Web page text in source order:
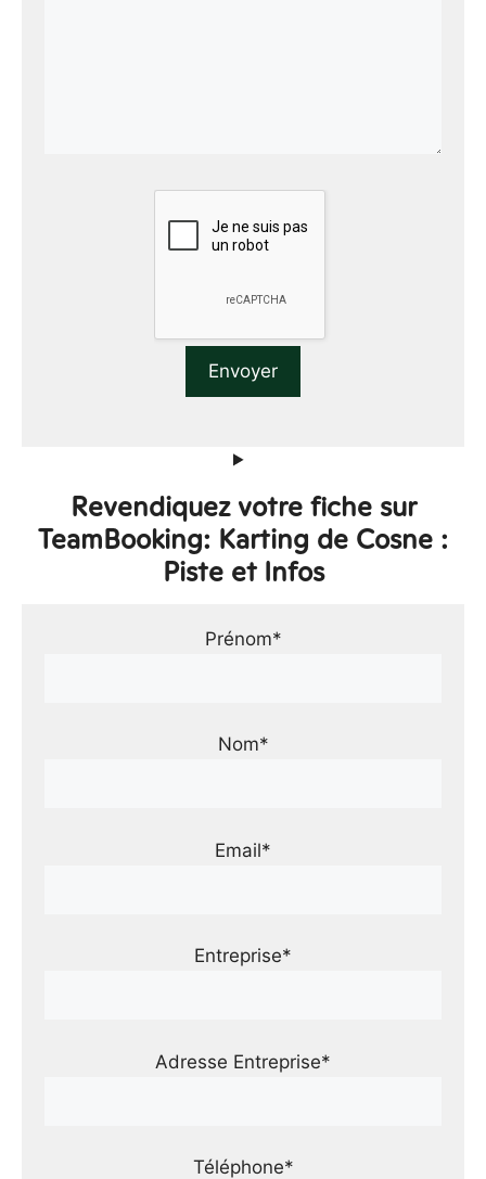
Revendiquez votre fiche sur
TeamBooking: Karting de Cosne :
Piste et Infos
Prénom*
Nom*
Email*
Entreprise*
Adresse Entreprise*
Téléphone*